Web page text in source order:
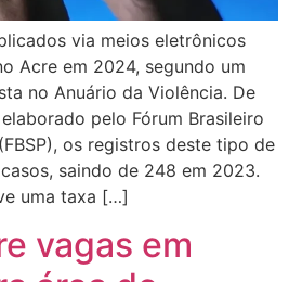
via meios eletrônicos
Acre em 2024, segundo um
no Anuário da Violência. De
pelo Fórum Brasileiro
os registros deste tipo de
saindo de 248 em 2023.
uma taxa […]
vagas em